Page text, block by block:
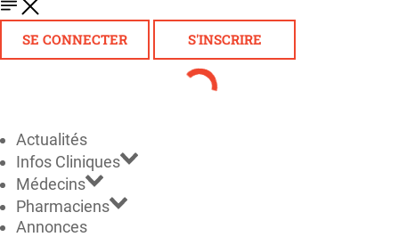
SE CONNECTER S'INSCRIRE
Actualités
Infos Cliniques
Médecins
Pharmaciens
Annonces